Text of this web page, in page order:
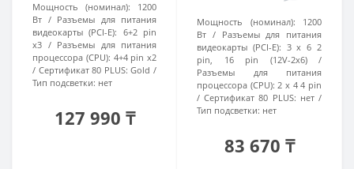
Мощность (номинал):
1200
Вт
Разъемы для питания
видеокарты (PCI-E): 6+2 pin
x3
Разъемы для питания
процессора (CPU): 4+4 pin x2
Сертификат 80 PLUS: Gold
Тип подсветки: нет
127 990 ₸
Мощность (номинал):
1200
Вт
Разъемы для питания
видеокарты (PCI-E): 3 x 6 2
pin, 16 pin (12V-2x6)
Разъемы для питания
процессора (CPU): 2 x 4 4 pin
Сертификат 80 PLUS: нет
Тип подсветки: нет
83 670 ₸